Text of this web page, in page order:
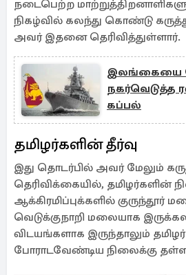
நடைபெற்ற
நிகழ்வில் கலந்து கொண்டு
அவர் இதனை தெரிவித்துள்ளார்.
இலங்கையை
கப்பல்
தமிழர்களின் தீர்வு
இது தொடர்பில் அவர் மேலும்
தெரிவிக்கையில், தமிழர்களின்
ஆக்கிரமிப்புக்களில் குருந்தூர்
வெடுக்குநாறி மலையாக
விடயங்களாக இருந்தாலும்
போராடவேண்டிய நிலைக்கு